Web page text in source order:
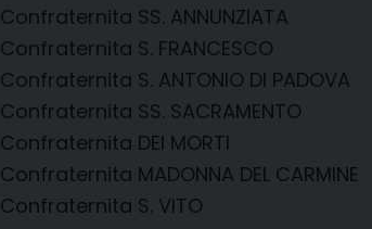
Confraternita SS. ANNUNZIATA
Confraternita S. FRANCESCO
Confraternita S. ANTONIO DI PADOVA
Confraternita SS. SACRAMENTO
Confraternita DEI MORTI
Confraternita MADONNA DEL CARMINE
Confraternita S. VITO